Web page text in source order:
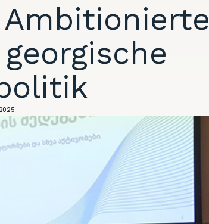
Ambitionierte